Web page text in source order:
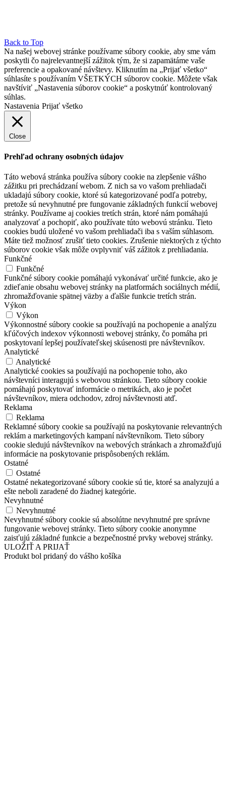
Back to Top
Na našej webovej stránke používame súbory cookie, aby sme vám
poskytli čo najrelevantnejší zážitok tým, že si zapamätáme vaše
preferencie a opakované návštevy. Kliknutím na „Prijať všetko“
súhlasíte s používaním VŠETKÝCH súborov cookie. Môžete však
navštíviť „Nastavenia súborov cookie“ a poskytnúť kontrolovaný
súhlas.
Nastavenia Prijať všetko
Close
Prehľad ochrany osobných údajov
Táto webová stránka používa súbory cookie na zlepšenie vášho
zážitku pri prechádzaní webom. Z nich sa vo vašom prehliadači
ukladajú súbory cookie, ktoré sú kategorizované podľa potreby,
pretože sú nevyhnutné pre fungovanie základných funkcií webovej
stránky. Používame aj cookies tretích strán, ktoré nám pomáhajú
analyzovať a pochopiť, ako používate túto webovú stránku. Tieto
cookies budú uložené vo vašom prehliadači iba s vaším súhlasom.
Máte tiež možnosť zrušiť tieto cookies. Zrušenie niektorých z týchto
súborov cookie však môže ovplyvniť váš zážitok z prehliadania.
Funkčné
Funkčné
Funkčné súbory cookie pomáhajú vykonávať určité funkcie, ako je
zdieľanie obsahu webovej stránky na platformách sociálnych médií,
zhromažďovanie spätnej väzby a ďalšie funkcie tretích strán.
Výkon
Výkon
Výkonnostné súbory cookie sa používajú na pochopenie a analýzu
kľúčových indexov výkonnosti webovej stránky, čo pomáha pri
poskytovaní lepšej používateľskej skúsenosti pre návštevníkov.
Analytické
Analytické
Analytické cookies sa používajú na pochopenie toho, ako
návštevníci interagujú s webovou stránkou. Tieto súbory cookie
pomáhajú poskytovať informácie o metrikách, ako je počet
návštevníkov, miera odchodov, zdroj návštevnosti atď.
Reklama
Reklama
Reklamné súbory cookie sa používajú na poskytovanie relevantných
reklám a marketingových kampaní návštevníkom. Tieto súbory
cookie sledujú návštevníkov na webových stránkach a zhromažďujú
informácie na poskytovanie prispôsobených reklám.
Ostatné
Ostatné
Ostatné nekategorizované súbory cookie sú tie, ktoré sa analyzujú a
ešte neboli zaradené do žiadnej kategórie.
Nevyhnutné
Nevyhnutné
Nevyhnutné súbory cookie sú absolútne nevyhnutné pre správne
fungovanie webovej stránky. Tieto súbory cookie anonymne
zaisťujú základné funkcie a bezpečnostné prvky webovej stránky.
ULOŽIŤ A PRIJAŤ
Produkt bol pridaný do vášho košíka